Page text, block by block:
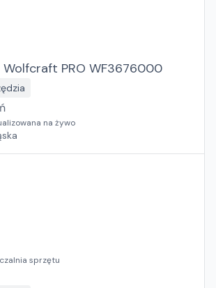
Wolfcraft PRO WF3676000
na żywo
sprzętu